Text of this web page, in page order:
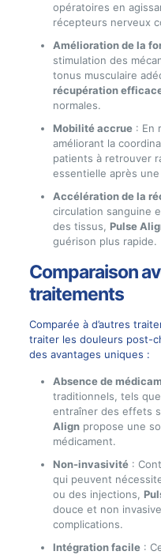
opératoires en
récepteurs nerveux
Amélioration de la
stimulation des
tonus musculaire
récupération
normales.
Mobilité accrue: En
améliorant la
patients à retrouver
essentielle après
Accélération de la
circulation sanguine
des tissus, Pulse
guérison plus rapide.
Comparaison
traitements
Comparée à d’autres
traiter les douleurs post-
des avantages uniques :
Absence de
traditionnels, tels
entraîner des effets
Alignpropose une
médicament.
Non-invasivité:
qui peuvent
ou des injections,
douce et non
complications.
Intégration facile: